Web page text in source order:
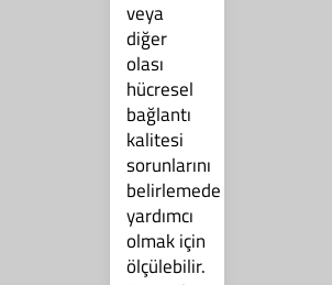
veya
diğer
olası
hücresel
bağlantı
kalitesi
sorunlarını
belirlemede
yardımcı
olmak için
ölçülebilir.